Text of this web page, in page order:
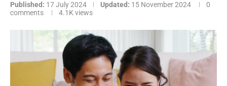
Published: 17 July 2024 Updated: 15 November 2024
0
comments
4.1K views